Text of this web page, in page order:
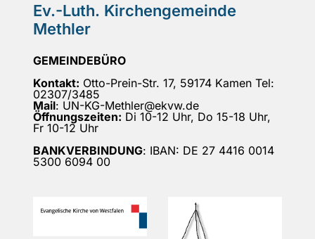
Ev.-Luth. Kirchengemeinde
Methler
GEMEINDEBÜRO
Kontakt: Otto-Prein-Str. 17, 59174 Kamen Tel:
02307/3485
Mail: UN-KG-Methler@ekvw.de
Öffnungszeiten: Di 10-12 Uhr, Do 15-18 Uhr,
Fr 10-12 Uhr
BANKVERBINDUNG: IBAN: DE 27 4416 0014
5300 6094 00